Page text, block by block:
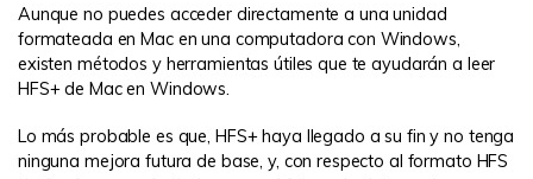
Aunque no puedes acceder directamente a una unidad
formateada en Mac en una computadora con Windows,
existen métodos y herramientas útiles que te ayudarán a leer
HFS+ de Mac en Windows.
Lo más probable es que, HFS+ haya llegado a su fin y no tenga
ninguna mejora futura de base, y, con respecto al formato HFS